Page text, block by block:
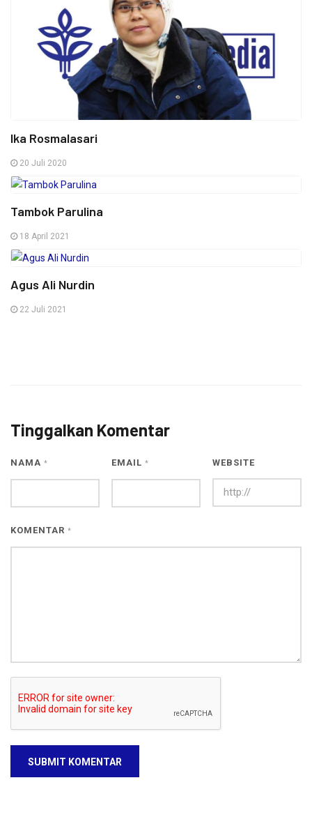
Ika Rosmalasari
20 Juli 2020
Tambok Parulina
18 April 2021
Agus Ali Nurdin
22 Juli 2021
Tinggalkan Komentar
NAMA * EMAIL * WEBSITE
KOMENTAR *
SUBMIT KOMENTAR